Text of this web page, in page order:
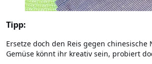
Tipp:
Ersetze doch den Reis gegen chinesische
Gemüse könnt ihr kreativ sein, probiert